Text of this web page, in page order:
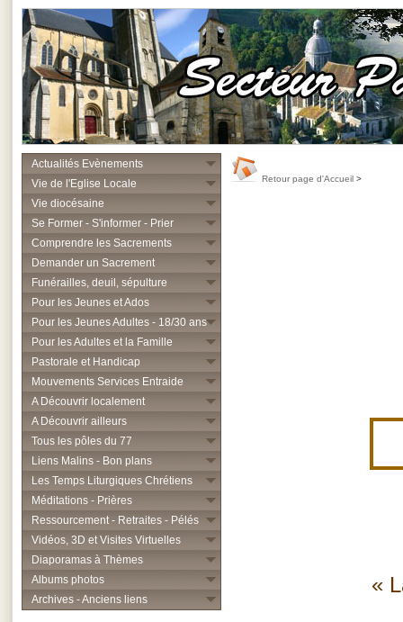
Actualités Evènements
Vie de l'Eglise Locale
Vie diocésaine
Se Former - S'informer - Prier
Comprendre les Sacrements
Demander un Sacrement
Funérailles, deuil, sépulture
Pour les Jeunes et Ados
Pour les Jeunes Adultes - 18/30 ans
Pour les Adultes et la Famille
Pastorale et Handicap
Mouvements Services Entraide
A Découvrir localement
A Découvrir ailleurs
Tous les pôles du 77
Liens Malins - Bon plans
Les Temps Liturgiques Chrétiens
Méditations - Prières
Ressourcement - Retraites - Pélés
Vidéos, 3D et Visites Virtuelles
Diaporamas à Thèmes
Albums photos
Archives - Anciens liens
Retour page d'Accueil >
«